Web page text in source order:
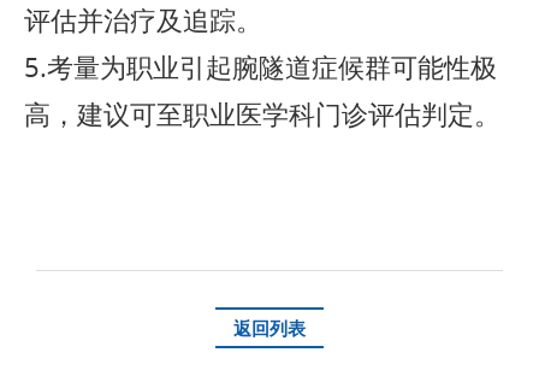
评估并治疗及追踪。
5.考量为职业引起腕隧道症候群可能性极
高，建议可至职业医学科门诊评估判定。
返回列表